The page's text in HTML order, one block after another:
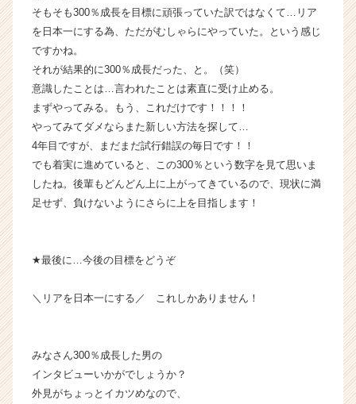
が
届
就
サ
イ
ト
チ
ア
キ
ャ
h
e
r
e
e
そもそも300％成長を目標に頑張っていた訳ではなくて…リア
を日本一にする為、ただがむしゃらにやっていた。という感じ
ですかね。
それが結果的に300％成長だった、と。（笑）
意識したことは…言われたことは素直に受け止める。
まずやってみる。もう、これだけです！！！！
やってみてダメならまた新しい方法を探して…
4年目ですが、まだまだ試行錯誤の毎日です！！
でも着実に進めていると、この300％という数字を見て思いま
したね。後輩もどんどん上に上がってきているので、現状に満
足せず、負けないようにさらに上を目指します！
★最後に…今後の目標をどうぞ
＼リアを日本一にする／ これしかありません！
みなさん300％成長した男の
インタビューいかがでしょうか？
外見がちょっとイカツめなので、